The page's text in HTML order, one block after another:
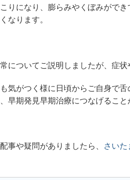
りになり、膨らみやくぼみがで
なります。
についてご説明しましたが、症状
気がつく様に日頃からご自身で
早期発見早期治療につなげること
事や疑問がありましたら、 さいた